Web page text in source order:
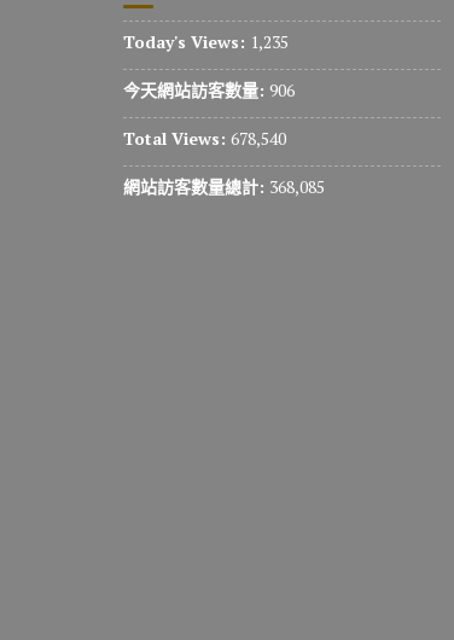
Today's Views: 1,235
今天網站訪客數量: 906
Total Views: 678,540
網站訪客數量總計: 368,085